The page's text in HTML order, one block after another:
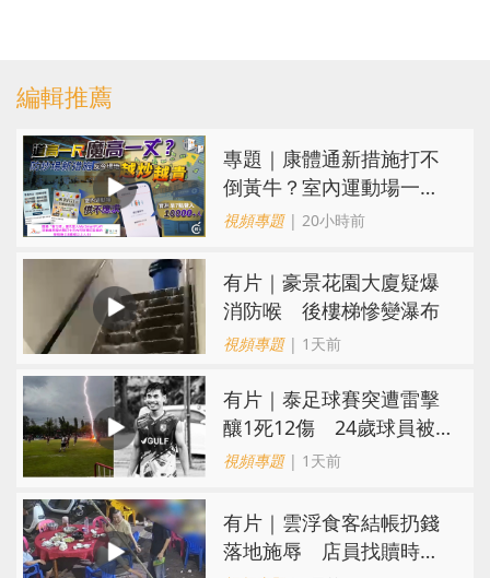
編輯推薦
專題｜康體通新措施打不
倒黃牛？室內運動場一場
難求越炒越貴
視頻專題| 20小時前
有片｜豪景花園大廈疑爆
消防喉 後樓梯慘變瀑布
視頻專題| 1天前
有片｜泰足球賽突遭雷擊
釀1死12傷 24歲球員被
閃電劈中亡
視頻專題| 1天前
​有片｜雲浮食客結帳扔錢
落地施辱 店員找贖時還